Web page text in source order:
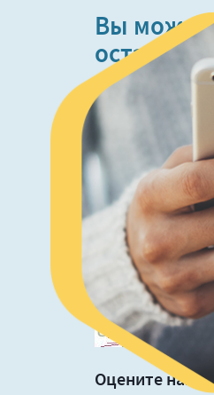
Вы
оставить
услугами.
Не забудьте
Оцените наш